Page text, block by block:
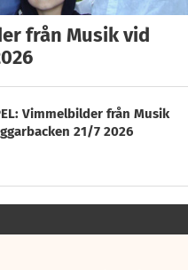
från Musik vid
Vimmelbilder från Musik
21/7 2026